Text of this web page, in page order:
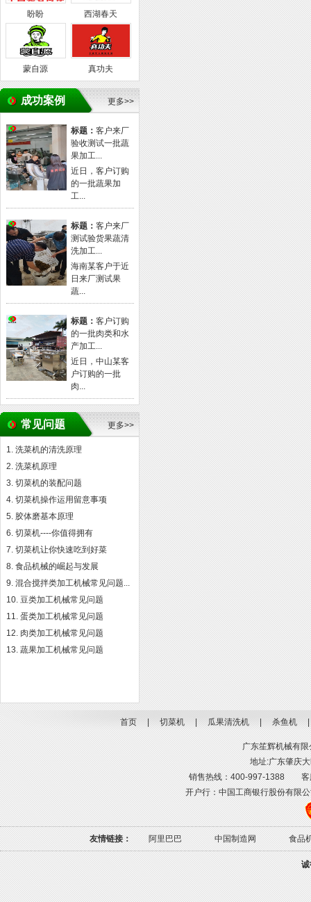
盼盼 西湖春天
蒙自源 真功夫
成功案例 更多>>
标题：客户来厂
验收测试一批蔬
果加工...
近日，客户订购
的一批蔬果加
工...
标题：客户来厂
测试验货果蔬清
洗加工...
海南某客户于近
日来厂测试果
蔬...
标题：客户订购
的一批肉类和水
产加工...
近日，中山某客
户订购的一批
肉...
常见问题 更多>>
洗菜机的清洗原理
洗菜机原理
切菜机的装配问题
切菜机操作运用留意事项
胶体磨基本原理
切菜机----你值得拥有
切菜机让你快速吃到好菜
食品机械的崛起与发展
混合搅拌类加工机械常见问题...
豆类加工机械常见问题
蛋类加工机械常见问题
肉类加工机械常见问题
蔬果加工机械常见问题
首页 切菜机 瓜果清洗机 杀鱼机
广东笙辉机械有
地址:广东肇庆
销售热线：400-997-1388 客
开户行：中国工商银行股份有
友情链接： 阿里巴巴 中国制造网 食品